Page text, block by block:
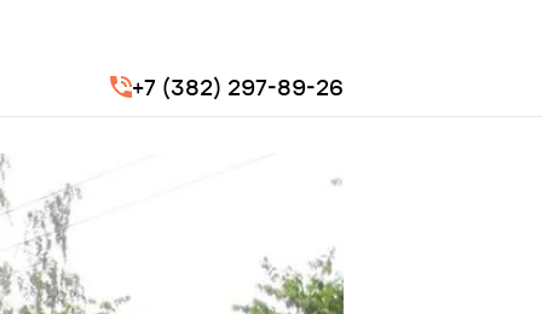
+7 (382) 297-89-26